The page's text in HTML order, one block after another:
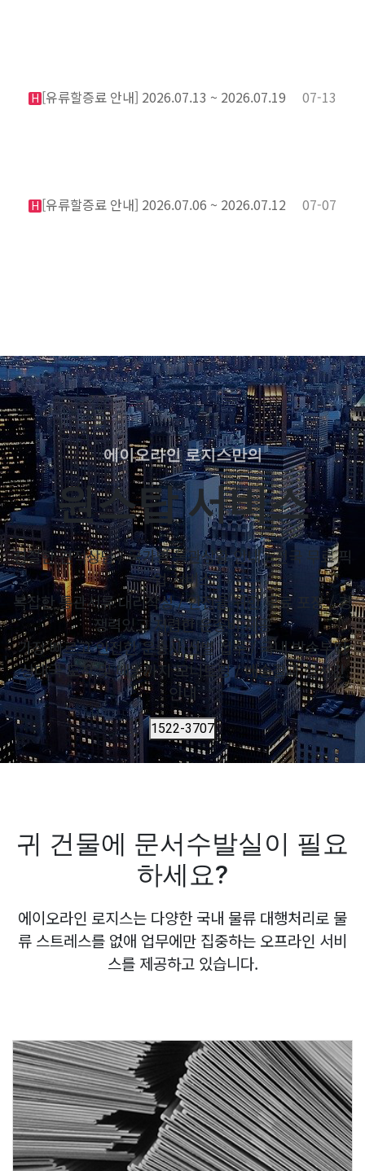
H [유류할증료 안내] 2026.07.13 ~ 2026.07.19 07-13
H [유류할증료 안내] 2026.07.06 ~ 2026.07.12 07-07
에이오라인 로지스만의
원스탑 서비스
친절한 견적상담 / 국가별 통관상황 안내 / 전국 무료 픽
업 서비스
복잡한 통관서류 대리작성 / 안전을 위한 무료 포장 / 경
쟁력있고 저렴한 운송비 제공
가장 빠르고 안전한 운송사 선별 접수 / 국내 발송부터
상대국 도착 및 배송까지 모니토링 / 배송결과 실시간
안내
1522-3707
귀 건물에 문서수발실이 필요
하세요?
에이오라인 로지스는 다양한 국내 물류 대행처리로 물
류 스트레스를 없애 업무에만 집중하는 오프라인 서비
스를 제공하고 있습니다.